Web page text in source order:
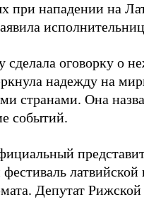
при нападении на
сделала оговорку о
надежду на
странами. Она
событий.
Депутат